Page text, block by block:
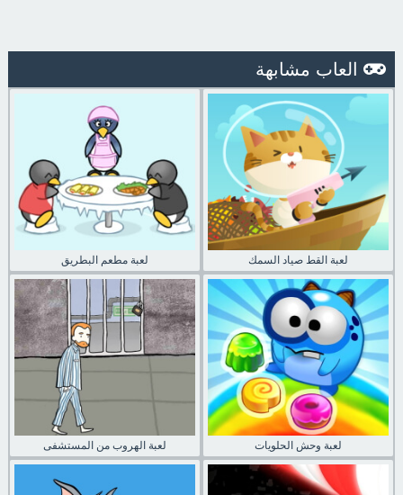
العاب مشابهة
لعبة مطعم البطريق لعبة القط صياد السمك
لعبة الهروب من المستشفى لعبة وحش الحلويات